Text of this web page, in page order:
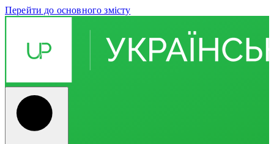
Перейти до основного змісту